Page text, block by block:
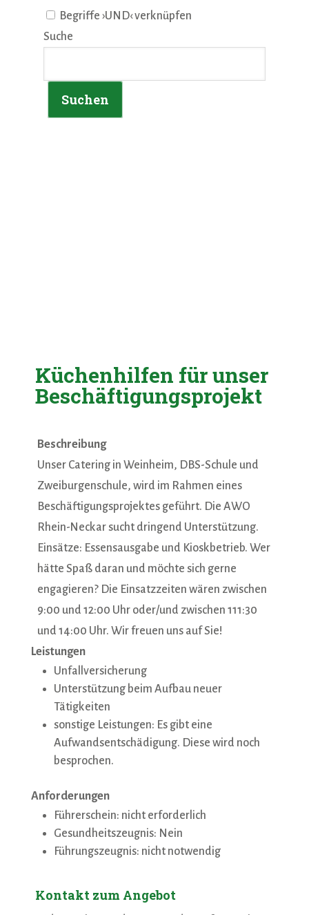
Begriffe ›UND‹ verknüpfen
Suche
Suchen
Küchenhilfen für unser
Beschäftigungsprojekt
Beschreibung
Unser Catering in Weinheim, DBS-Schule und
Zweiburgenschule, wird im Rahmen eines
Beschäftigungsprojektes geführt. Die AWO
Rhein-Neckar sucht dringend Unterstützung.
Einsätze: Essensausgabe und Kioskbetrieb. Wer
hätte Spaß daran und möchte sich gerne
engagieren? Die Einsatzzeiten wären zwischen
9:00 und 12:00 Uhr oder/und zwischen 111:30
und 14:00 Uhr. Wir freuen uns auf Sie!
Leistungen
Unfallversicherung
Unterstützung beim Aufbau neuer
Tätigkeiten
sonstige Leistungen: Es gibt eine
Aufwandsentschädigung. Diese wird noch
besprochen.
Anforderungen
Führerschein: nicht erforderlich
Gesundheitszeugnis: Nein
Führungszeugnis: nicht notwendig
Kontakt zum Angebot